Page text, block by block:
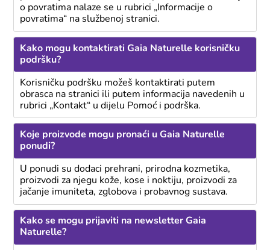
o povratima nalaze se u rubrici „Informacije o
povratima“ na službenoj stranici.
Kako mogu kontaktirati Gaia Naturelle korisničku
podršku?
Korisničku podršku možeš kontaktirati putem
obrasca na stranici ili putem informacija navedenih u
rubrici „Kontakt“ u dijelu Pomoć i podrška.
Koje proizvode mogu pronaći u Gaia Naturelle
ponudi?
U ponudi su dodaci prehrani, prirodna kozmetika,
proizvodi za njegu kože, kose i noktiju, proizvodi za
jačanje imuniteta, zglobova i probavnog sustava.
Kako se mogu prijaviti na newsletter Gaia
Naturelle?